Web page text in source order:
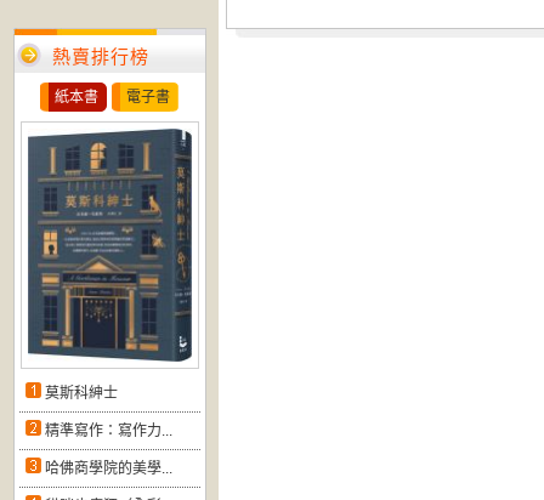
熱賣排行榜
紙本書 電子書
莫斯科紳士
精準寫作：寫作力...
哈佛商學院的美學...